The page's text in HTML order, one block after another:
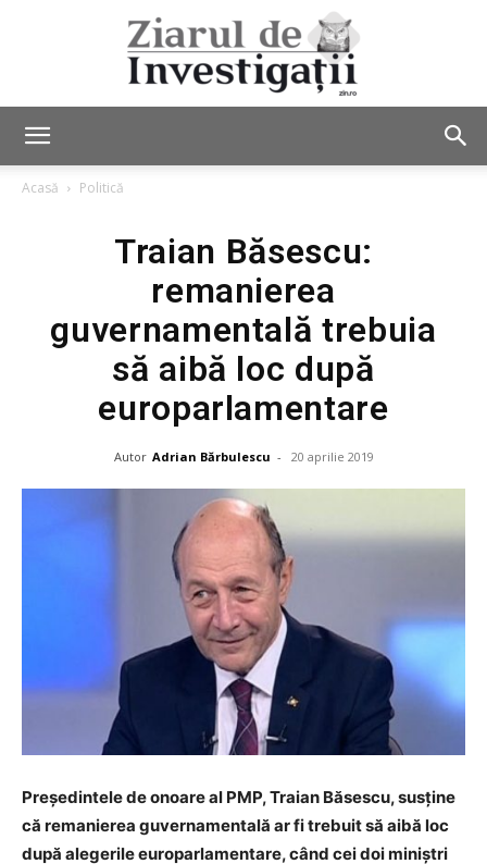
de
Acasă Politică
Traian Băsescu:
remanierea
guvernamentală trebuia
să aibă loc după
europarlamentare
Autor Adrian Bărbulescu - 20 aprilie 2019
Preşedintele de onoare al PMP, Traian Băsescu, susține
că remanierea guvernamentală ar fi trebuit să aibă loc
după alegerile europarlamentare, când cei doi miniştri